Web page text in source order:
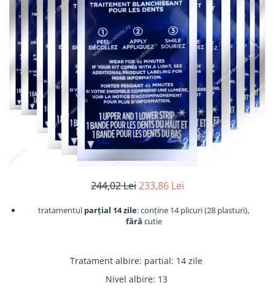
244,02 Lei233,86 Lei
tratamentul parțial 14 zile: conține 14 plicuri (28 plasturi),
fără cutie
Tratament albire: partial: 14 zile
Nivel albire: 13